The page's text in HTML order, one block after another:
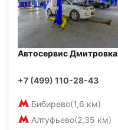
Автосервис Дмитровка
+7 (499) 110-28-43
Бибирево(1,6 км)
Алтуфьево(2,35 км)